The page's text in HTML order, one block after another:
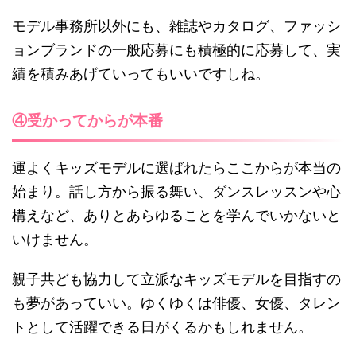
モデル事務所以外にも、雑誌やカタログ、ファッシ
ョンブランドの一般応募にも積極的に応募して、実
績を積みあげていってもいいですしね。
④受かってからが本番
運よくキッズモデルに選ばれたらここからが本当の
始まり。話し方から振る舞い、ダンスレッスンや心
構えなど、ありとあらゆることを学んでいかないと
いけません。
親子共ども協力して立派なキッズモデルを目指すの
も夢があっていい。ゆくゆくは俳優、女優、タレン
トとして活躍できる日がくるかもしれません。